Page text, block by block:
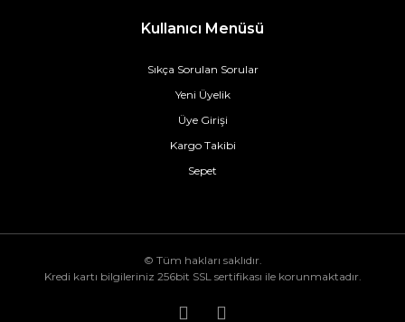
Kullanıcı Menüsü
Sıkça Sorulan Sorular
Yeni Üyelik
Üye Girişi
Kargo Takibi
Sepet
© Tüm hakları saklıdır.
Kredi kartı bilgileriniz 256bit SSL sertifikası ile korunmaktadır.